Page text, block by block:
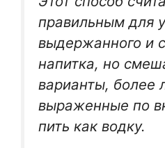
правильным для
выдержанного и
напитка, но
варианты, более
выраженные по
пить как водку.